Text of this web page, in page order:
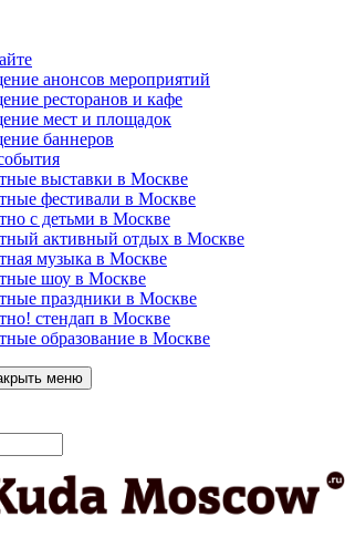
анонсов мероприятий
ресторанов и кафе
мест и площадок
баннеров
выставки в Москве
фестивали в Москве
с детьми в Москве
активный отдых в Москве
музыка в Москве
шоу в Москве
праздники в Москве
стендап в Москве
образование в Москве
меню